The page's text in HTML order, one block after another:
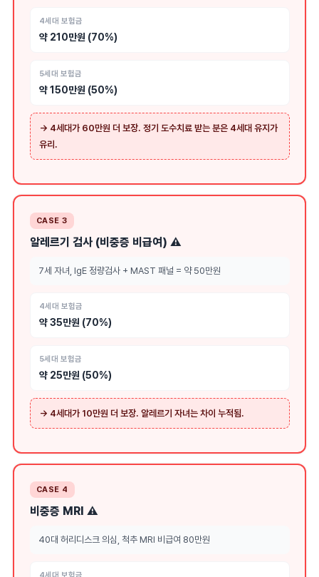
4세대 보험금
약 210만원 (70%)
5세대 보험금
약 150만원 (50%)
→ 4세대가 60만원 더 보장. 정기 도수치료 받는 분은 4세대 유지가
유리.
CASE 3
알레르기 검사 (비중증 비급여) ⚠️
7세 자녀, IgE 정량검사 + MAST 패널 = 약 50만원
4세대 보험금
약 35만원 (70%)
5세대 보험금
약 25만원 (50%)
→ 4세대가 10만원 더 보장. 알레르기 자녀는 차이 누적됨.
CASE 4
비중증 MRI ⚠️
40대 허리디스크 의심, 척추 MRI 비급여 80만원
4세대 보험금